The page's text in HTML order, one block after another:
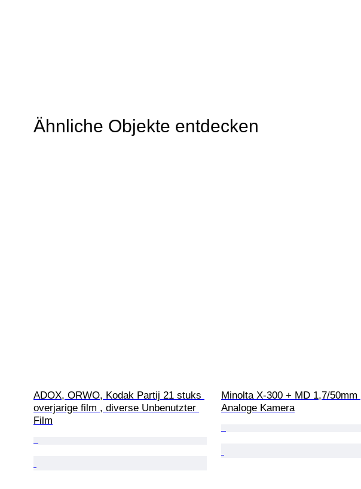
Ähnliche Objekte entdecken
ADOX, ORWO, Kodak Partij 21 stuks
overjarige film , diverse Unbenutzter
Film
Minolta X-300 + MD 1,7/50mm |
Analoge Kamera